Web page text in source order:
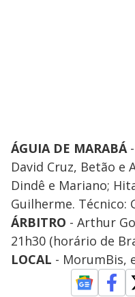
ÁGUIA DE MARABÁ
David Cruz, Betão e
Dindê e Mariano;
Guilherme. Técnico:
ÁRBITRO - Arthur
21h30 (horário de
LOCAL - MorumBis,